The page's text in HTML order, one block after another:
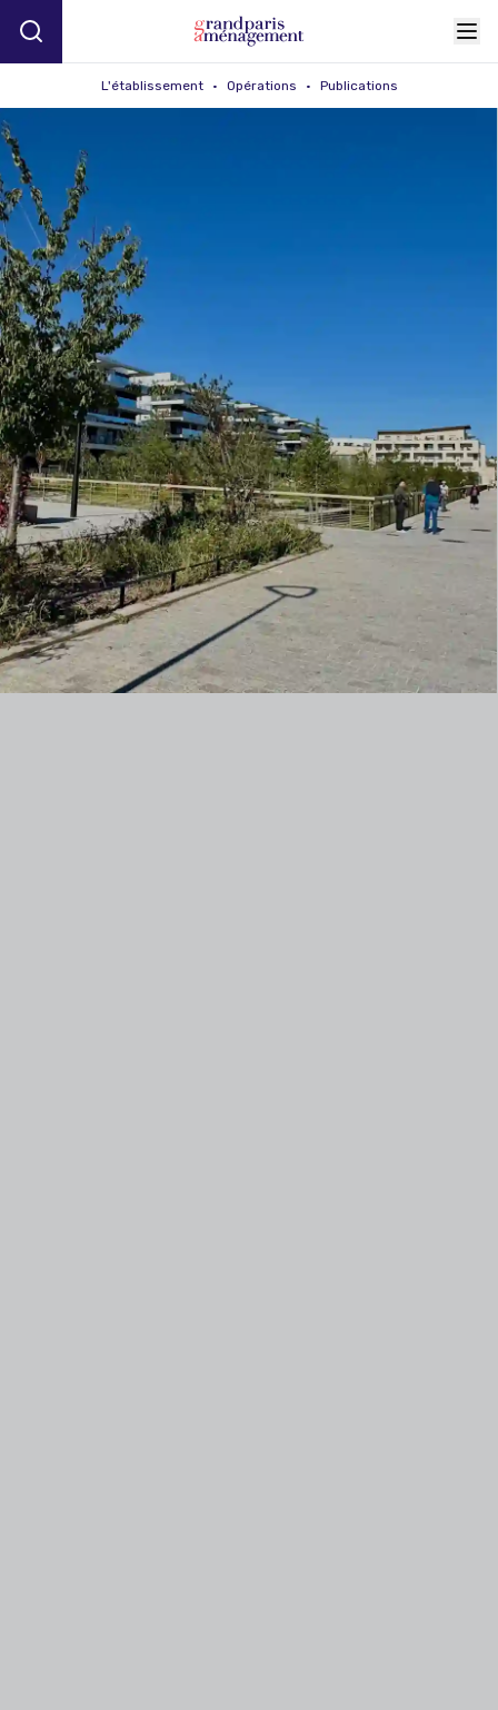
L'établissement • Opérations • Publications